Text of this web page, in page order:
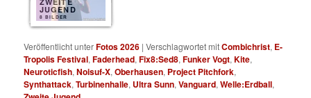
JUGEND
8 BILDER
Veröffentlicht unterFotos 2026 |Verschlagwortet mitCombichrist, E-
Tropolis Festival,Faderhead,Fix8:Sed8,Funker Vogt,Kite,
Neuroticfish,Noisuf-X,Oberhausen, Project Pitchfork,
Synthattack,Turbinenhalle, Ultra Sunn,Vanguard,Welle:Erdball,